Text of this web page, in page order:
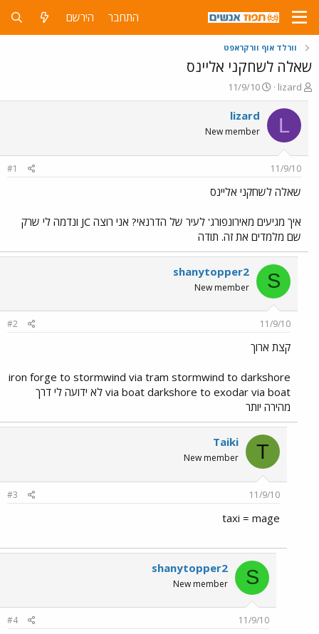
התחבר הירשם
וורלד אוף וורקראפט
שאלה לשחקני אליינס
פ
ו
ת
ח
ה
ו
ש
א
lizard
פ
ו
ר
ם
ר
11/9/10
L
lizard
New member
11/9/10
#1
שאלה לשחקני אליינס
איך מגיעים מאירונפורג' לעיר של הדרנאי? אני רוצה JC ונדמה לי שרק
שם מלמדים את זה. תודה
S
shanytopper2
New member
11/9/10
#2
קצת ארוך
iron forge to stormwind via tram stormwind to darkshore
via boat darkshore to exodar via boat לא ידועה לי דרך
מהירה יותר
T
Taiki
New member
11/9/10
#3
taxi = mage
S
shanytopper2
New member
11/9/10
#4